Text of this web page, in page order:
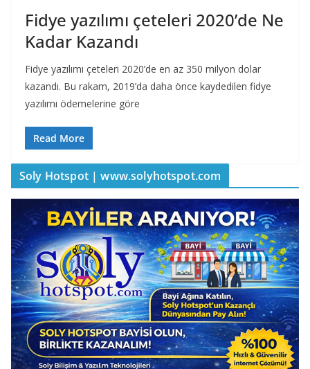
Fidye yazılımı çeteleri 2020’de Ne
Kadar Kazandı
Fidye yazılımı çeteleri 2020’de en az 350 milyon dolar
kazandı. Bu rakam, 2019’da daha önce kaydedilen fidye
yazılımı ödemelerine göre
Read More
Soly Hotspot | www.solyhotspot.com